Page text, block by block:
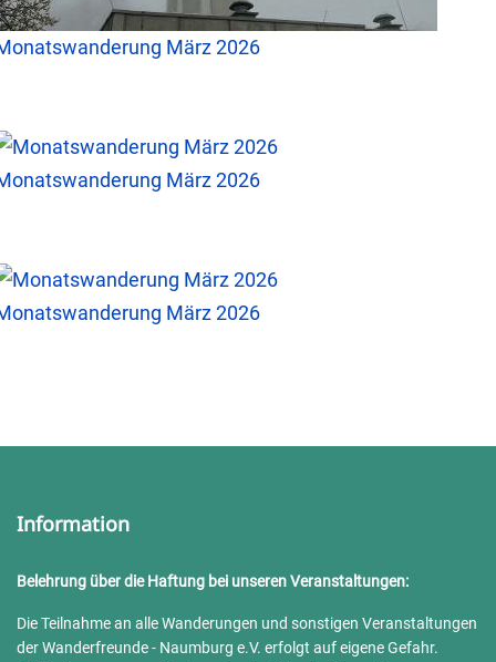
März 2026
März 2026
März 2026
Information
Belehrung über die Haftung bei unseren Veranstaltungen:
Die Teilnahme an alle Wanderungen und sonstigen Veranstaltungen
der Wanderfreunde - Naumburg e.V. erfolgt auf eigene Gefahr.